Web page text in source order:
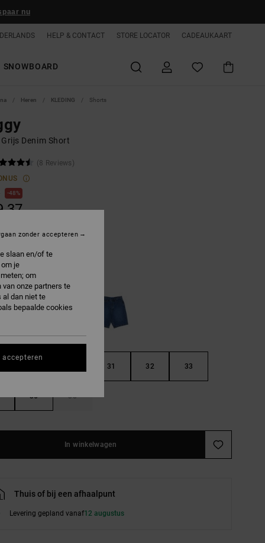
nu
HELP & CONTACT STORE LOCATOR CADEAUKAART
SNOWBOARD
Heren KLEDING Shorts
Denim Short
(8 Reviews)
48%
Dove
31 32 33
36 38
In winkelwagen
Thuis of bij een afhaalpunt
Levering gepland vanaf12 augustus
slaan en/of te
je
om
onze partners te
al dan niet te
bepaalde cookies
zonder accepteren
accepteren